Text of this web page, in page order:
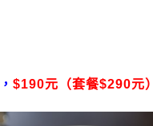
$190元（套餐$290元）